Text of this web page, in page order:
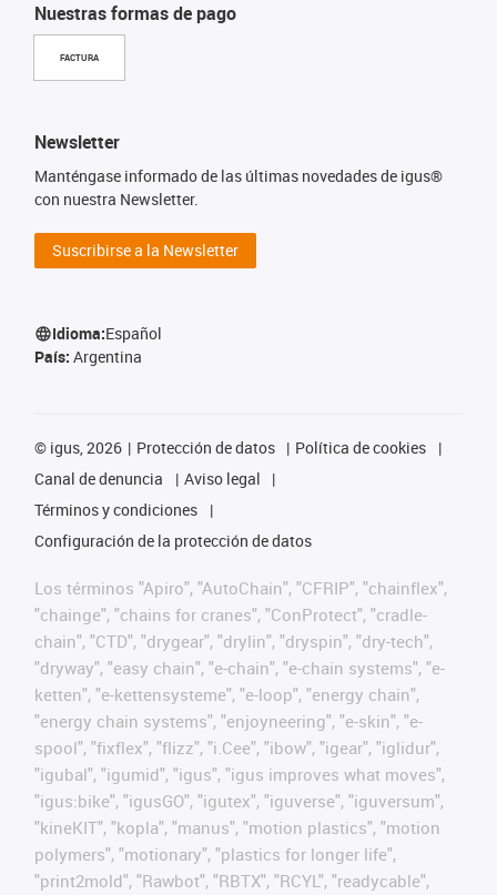
Nuestras formas de pago
FACTURA
Newsletter
Manténgase informado de las últimas novedades de igus®
con nuestra Newsletter.
Suscribirse a la Newsletter
Idioma:Español
País: Argentina
© igus, 2026 Protección de datos
Política de cookies
Canal de denuncia
Aviso legal
Términos y condiciones
Configuración de la protección de datos
Los términos "Apiro", "AutoChain", "CFRIP", "chainflex",
"chainge", "chains for cranes", "ConProtect", "cradle-
chain", "CTD", "drygear", "drylin", "dryspin", "dry-tech",
"dryway", "easy chain", "e-chain", "e-chain systems", "e-
ketten", "e-kettensysteme", "e-loop", "energy chain",
"energy chain systems", "enjoyneering", "e-skin", "e-
spool", "fixflex", "flizz", "i.Cee", "ibow", "igear", "iglidur",
"igubal", "igumid", "igus", "igus improves what moves",
"igus:bike", "igusGO", "igutex", "iguverse", "iguversum",
"kineKIT", "kopla", "manus", "motion plastics", "motion
polymers", "motionary", "plastics for longer life",
"print2mold", "Rawbot", "RBTX", "RCYL", "readycable",